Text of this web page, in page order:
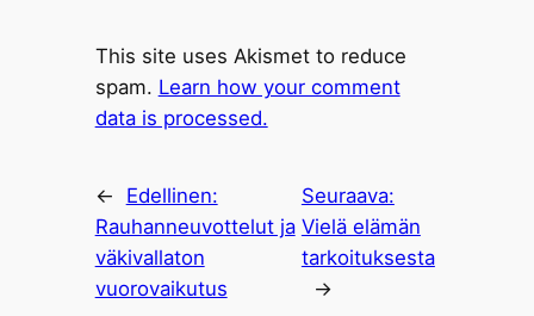
This site uses Akismet to reduce
spam. Learn how your comment
data is processed.
←
Edellinen:
Rauhanneuvottelut ja
väkivallaton
vuorovaikutus
Seuraava:
Vielä elämän
tarkoituksesta
→